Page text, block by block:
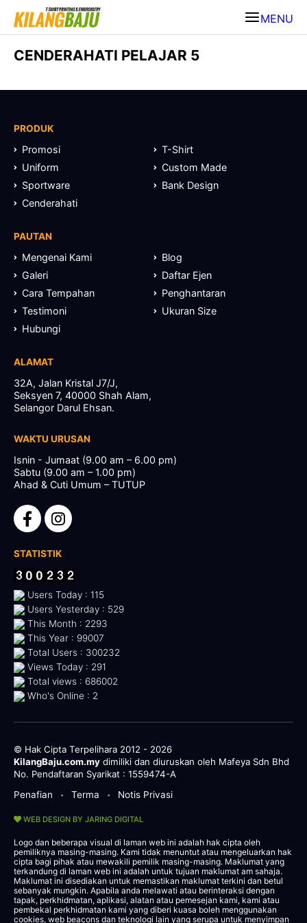
MENU
CENDERAHATI PELAJAR 5
PRODUK
Promosi
T-Shirt
Uniform
Custom Made
Sportware
Bank Design
Cenderahati
PAUTAN
Mengenai Kami
Blog
Galeri
Daftar Ejen
Cara Tempahan
Penghantaran
Testimoni
Ukuran Size
Hubungi
ALAMAT
32A, Jalan Kristal J7/J,
Seksyen 7, 40000 Shah Alam,
Selangor Darul Ehsan.
WAKTU URUSAN
Isnin - Jumaat (9.00 am – 6.00 pm)
Sabtu (9.00 am – 1.00 pm)
Ahad & Cuti Umum – TUTUP
STATISTIK
Users Today : 115
Users Yesterday : 529
This Month : 2293
This Year : 99007
Total Users : 300232
Views Today : 291
Total views : 686002
Who's Online : 2
© Hak Cipta Terpelihara 2012 - 2026
KilangBaju.com.my dimiliki dan diuruskan oleh Mafeya Sdn Bhd
No. Pendaftaran Syarikat : 1559474-A
Penafian
• Terma • Notis Privasi
WEB DESIGN BY JARING DIGITAL
Logo dan beberapa visual di laman web ini adalah hak cipta oleh
pemiliknya masing-masing. Kami tidak menuntut atau mengeluarkan hak
cipta bagi pihak atau mewakili pemilik masing-masing. Maklumat yang
terkandung di laman web ini adalah untuk tujuan maklumat am sahaja.
Maklumat ini disediakan untuk memastikan maklumat terkini dan betul
sebanyak mungkin. Apabila anda melawati atau berinteraksi dengan
tapak, perkhidmatan, aplikasi, alatan atau pemesejan kami, kami atau
pembekal perkhidmatan kami yang diberi kuasa boleh menggunakan
cookies, web beacons dan teknologi lain yang serupa untuk menyimpan